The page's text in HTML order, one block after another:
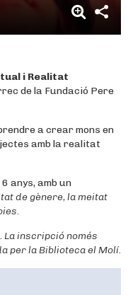
i Realitat
de la Fundació Pere
a crear mons en
amb la realitat
anys, amb un
de gènere, la meitat
.La inscripció només
per la Biblioteca el Molí.